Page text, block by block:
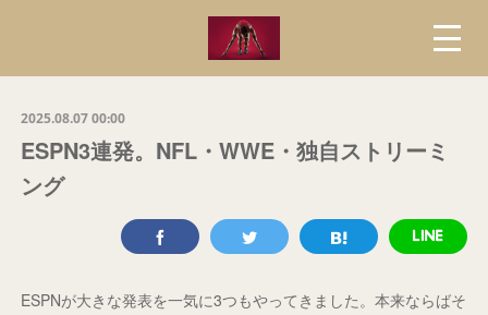
2025.08.07 00:00
ESPN3連発。NFL・WWE・独自ストリーミ
ング
ESPNが大きな発表を一気に3つもやってきました。本来ならばそ